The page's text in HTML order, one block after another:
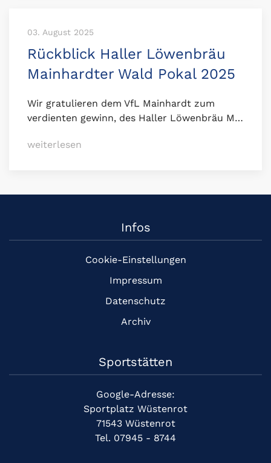
03. August 2025
Rückblick Haller Löwenbräu
Mainhardter Wald Pokal 2025
Wir gratulieren dem VfL Mainhardt zum
verdienten gewinn, des Haller Löwenbräu M…
weiterlesen
Infos
Cookie-Einstellungen
Impressum
Datenschutz
Archiv
Sportstätten
Google-Adresse:
Sportplatz Wüstenrot
71543 Wüstenrot
Tel. 07945 - 8744